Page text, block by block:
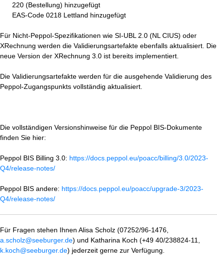
220 (Bestellung) hinzugefügt
EAS-Code 0218 Lettland hinzugefügt
Für Nicht-Peppol-Spezifikationen wie SI-UBL 2.0 (NL CIUS) oder
XRechnung werden die Validierungsartefakte ebenfalls aktualisiert. Die
neue Version der XRechnung 3.0 ist bereits implementiert.
Die Validierungsartefakte werden für die ausgehende Validierung des
Peppol-Zugangspunkts vollständig aktualisiert.
Die vollständigen Versionshinweise für die Peppol BIS-Dokumente
finden Sie hier:
Peppol BIS Billing 3.0: https://docs.peppol.eu/poacc/billing/3.0/2023-
Q4/release-notes/
Peppol BIS andere: https://docs.peppol.eu/poacc/upgrade-3/2023-
Q4/release-notes/
Für Fragen stehen Ihnen Alisa Scholz (07252/96-1476,
a.scholz@seeburger.de) und Katharina Koch (+49 40/238824-11,
k.koch@seeburger.de) jederzeit gerne zur Verfügung.